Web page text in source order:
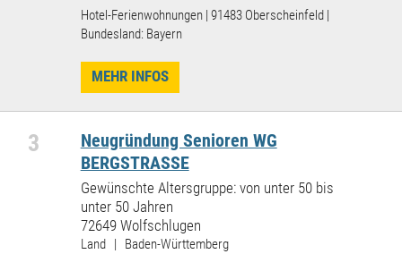
Hotel-Ferienwohnungen | 91483 Oberscheinfeld |
Bundesland: Bayern
MEHR INFOS
3
Neugründung Senioren WG
BERGSTRASSE
Gewünschte Altersgruppe: von unter 50 bis
unter 50 Jahren
72649 Wolfschlugen
Land | Baden-Württemberg